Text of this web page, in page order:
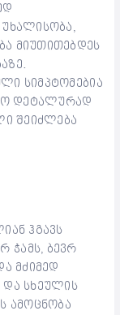
მიუთითებდეს
სიმპტომებია
დეტალურად
შეიძლება
ჰგავს
ჭამს, ბევრ
მძიმედ
და სხეულის
ამოცნობა